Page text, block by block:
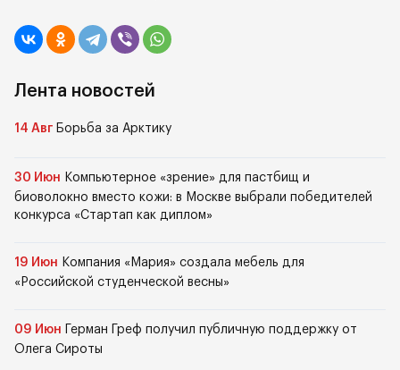
Лента новостей
14 Авг Борьба за Арктику
30 Июн Компьютерное «зрение» для пастбищ и
биоволокно вместо кожи: в Москве выбрали победителей
конкурса «Стартап как диплом»
19 Июн Компания «Мария» создала мебель для
«Российской студенческой весны»
09 Июн
Герман Греф получил публичную поддержку от
Олега Сироты